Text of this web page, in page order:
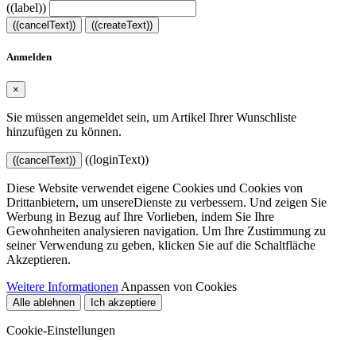
((label))
((cancelText)) ((createText))
Anmelden
×
Sie müssen angemeldet sein, um Artikel Ihrer Wunschliste
hinzufügen zu können.
((cancelText)) ((loginText))
Diese Website verwendet eigene Cookies und Cookies von
Drittanbietern, um unsereDienste zu verbessern. Und zeigen Sie
Werbung in Bezug auf Ihre Vorlieben, indem Sie Ihre
Gewohnheiten analysieren navigation. Um Ihre Zustimmung zu
seiner Verwendung zu geben, klicken Sie auf die Schaltfläche
Akzeptieren.
Weitere InformationenAnpassen von Cookies
Alle ablehnen Ich akzeptiere
Cookie-Einstellungen